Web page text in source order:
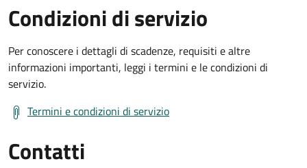
Condizioni di servizio
Per conoscere i dettagli di scadenze, requisiti e altre
informazioni importanti, leggi i termini e le condizioni di
servizio.
Termini e condizioni di servizio
Contatti